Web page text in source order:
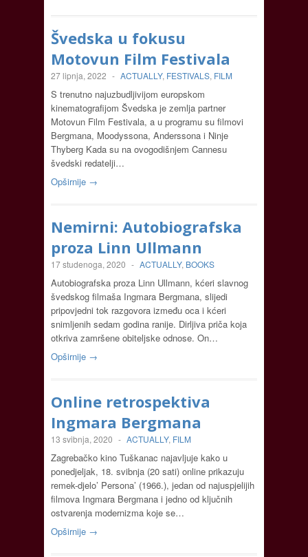
Švedska u fokusu
Motovun Film Festivala
27 lipnja, 2022 - ACTUALLY, FESTIVALS, FILM
S trenutno najuzbudljivijom europskom
kinematografijom Švedska je zemlja partner
Motovun Film Festivala, a u programu su filmovi
Bergmana, Moodyssona, Anderssona i Ninje
Thyberg Kada su na ovogodišnjem Cannesu
švedski redatelji…
Opširnije →
Nemirni: Autobiografska
proza Linn Ullmann
17 studenoga, 2020 - ACTUALLY, BOOKS
Autobiografska proza Linn Ullmann, kćeri slavnog
švedskog filmaša Ingmara Bergmana, slijedi
pripovjedni tok razgovora između oca i kćeri
snimljenih sedam godina ranije. Dirljiva priča koja
otkriva zamršene obiteljske odnose. On…
Opširnije →
Online retrospektiva
Ingmara Bergmana
13 svibnja, 2020 - ACTUALLY, FILM
Zagrebačko kino Tuškanac najavljuje kako u
ponedjeljak, 18. svibnja (20 sati) online prikazuju
remek-djelo’ Persona’ (1966.), jedan od najuspjelijih
filmova Ingmara Bergmana i jedno od ključnih
ostvarenja modernizma koje se…
Opširnije →